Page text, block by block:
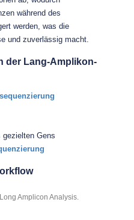
während des
werden, was die
und zuverlässig macht.
der Lang-Amplikon-
gezielten Gens